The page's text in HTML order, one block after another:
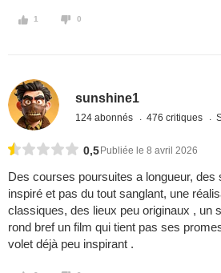
1 0
sunshine1
124 abonnés 476 critiques
0,5 Publiée le 8 avril 2026
Des courses poursuites a longueur,
inspiré et pas du tout sanglant, une
classiques, des lieux peu originaux , un
rond bref un film qui tient pas ses
volet déjà peu inspirant .